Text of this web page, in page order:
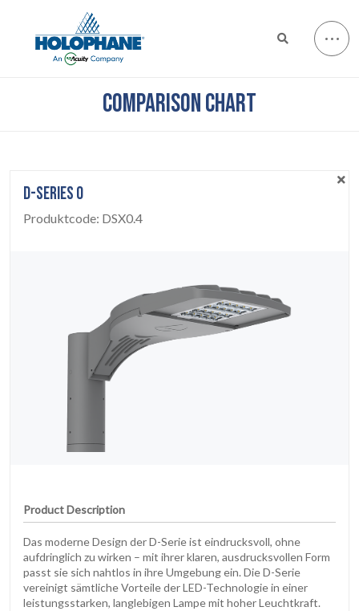
COMPARISON CHART
D-SERIES 0
Produktcode: DSX0.4
Product Description
Das moderne Design der D-Serie ist eindrucksvoll, ohne
aufdringlich zu wirken – mit ihrer klaren, ausdrucksvollen Form
passt sie sich nahtlos in ihre Umgebung ein. Die D-Serie
vereinigt sämtliche Vorteile der LED-Technologie in einer
leistungsstarken, langlebigen Lampe mit hoher Leuchtkraft.